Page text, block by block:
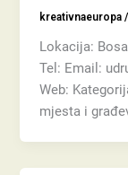
kreativnaeuropa/
Lokacija:
Tel: Email:
Web:
mjesta i